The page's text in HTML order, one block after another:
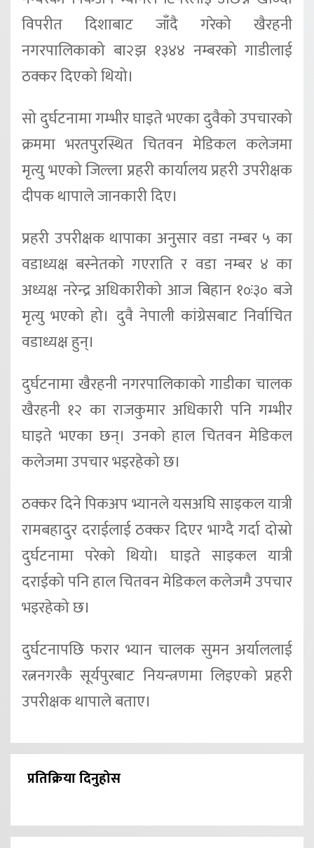
विपरीत दिशाबाट जाँदै गरेको खैरहनी
नगरपालिकाको बा२झ १३४४ नम्बरको गाडीलाई
ठक्कर दिएको थियो।
सो दुर्घटनामा गम्भीर घाइते भएका दुवैको उपचारको
क्रममा भरतपुरस्थित चितवन मेडिकल कलेजमा
मृत्यु भएको जिल्ला प्रहरी कार्यालय प्रहरी उपरीक्षक
दीपक थापाले जानकारी दिए।
प्रहरी उपरीक्षक थापाका अनुसार वडा नम्बर ५ का
वडाध्यक्ष बस्नेतको गएराति र वडा नम्बर ४ का
अध्यक्ष नरेन्द्र अधिकारीको आज बिहान १०ः३० बजे
मृत्यु भएको हो। दुवै नेपाली कांग्रेसबाट निर्वाचित
वडाध्यक्ष हुन्।
दुर्घटनामा खैरहनी नगरपालिकाको गाडीका चालक
खैरहनी १२ का राजकुमार अधिकारी पनि गम्भीर
घाइते भएका छन्। उनको हाल चितवन मेडिकल
कलेजमा उपचार भइरहेको छ।
ठक्कर दिने पिकअप भ्यानले यसअघि साइकल यात्री
रामबहादुर दराईलाई ठक्कर दिएर भाग्दै गर्दा दोस्रो
दुर्घटनामा परेको थियो। घाइते साइकल यात्री
दराईको पनि हाल चितवन मेडिकल कलेजमै उपचार
भइरहेको छ।
दुर्घटनापछि फरार भ्यान चालक सुमन अर्याललाई
रत्ननगरकै सूर्यपुरबाट नियन्त्रणमा लिइएको प्रहरी
उपरीक्षक थापाले बताए।
प्रतिक्रिया दिनुहोस